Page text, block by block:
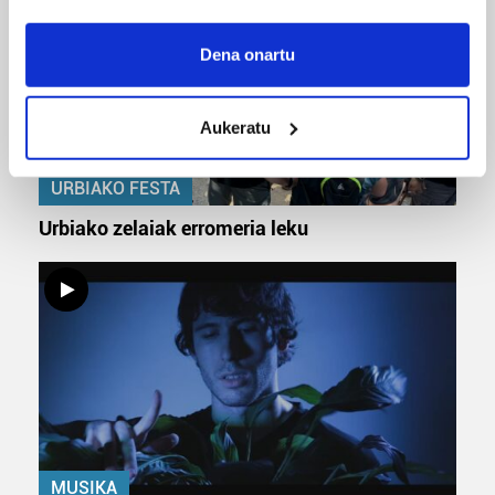
If you allow, we would also like to:
Collect information about your geographical
meters
Identify your device by actively scanning it for
specific characteristics (fingerprinting)
Find out more about how your personal data is processed
Guk eta gure bazkideek zure datu pertsonalak
prozesatzen ditugu, zure IP zenbakia, besteak beste,
teknologia erabiliz, cookieak adibidez, iragarki eta eduki
pertsonalizatuak eskaintzeko, iragarkiak eta edukia
neurtzeko, jendeari buruzko informazioa biltzeko eta
produktuak garatzeko. Zure datuak nork eta zertarako
erabiltzen dituen hauta dezakezu.
Bazkide batzuek ez dizute baimenik eskatzen, eta beren
Dena onartu
Aukeratu
URBIAKO FESTA
Urbiako zelaiak erromeria leku
MUSIKA